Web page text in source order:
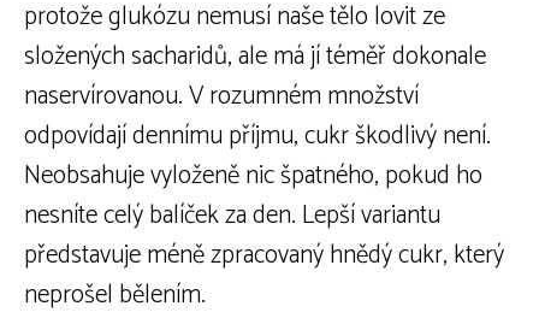
protože glukózu nemusí naše tělo lovit ze
složených sacharidů, ale má jí téměř dokonale
naservírovanou. V rozumném množství
odpovídají dennímu příjmu, cukr škodlivý není.
Neobsahuje vyloženě nic špatného, pokud ho
nesníte celý balíček za den. Lepší variantu
představuje méně zpracovaný hnědý cukr, který
neprošel bělením.